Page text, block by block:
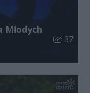
Młodych
Liczba
37